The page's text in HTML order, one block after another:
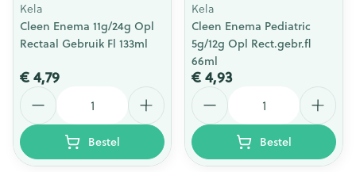
Kela
Cleen Enema 11g/24g Opl
Rectaal Gebruik Fl 133ml
€ 4,79
Bestel
Kela
Cleen Enema Pediatric
5g/12g Opl Rect.gebr.fl
66ml
€ 4,93
Aantal
Bestel